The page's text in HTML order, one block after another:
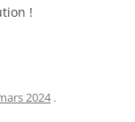
!
2024 .